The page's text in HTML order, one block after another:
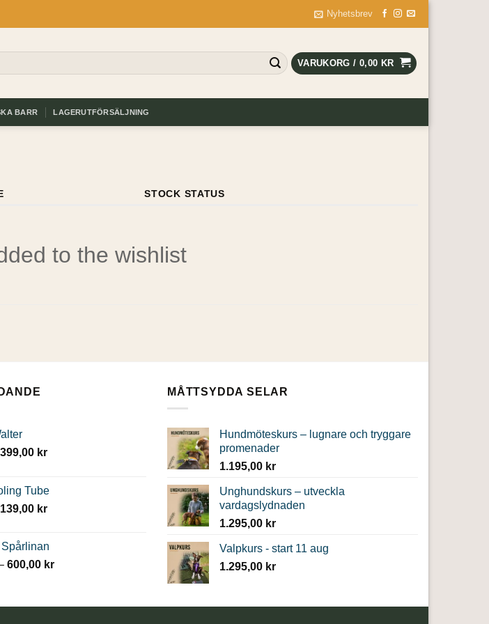
Nyhetsbrev
VARUKORG / 0,00 KR
BARR LAGERUTFÖRSÄLJNING
STOCK STATUS
to the wishlist
Det
799,00 kr.
399,00 krDet
är:
399,00 kr.
Tube
Det
var:
kr.
139,00 krDet
är:
139,00 kr.
600,00 krPrisintervall:
600,00 kr
MÅTTSYDDA SELAR
Hundmöteskurs – lugnare och tryggare
promenader
1.195,00 kr
Unghundskurs – utveckla
vardagslydnaden
1.295,00 kr
Valpkurs - start 11 aug
1.295,00 kr